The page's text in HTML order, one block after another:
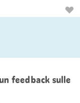
feedback sulle